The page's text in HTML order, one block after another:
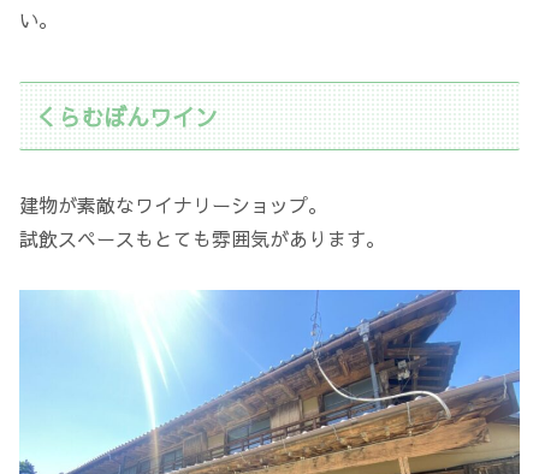
い。
くらむぼんワイン
建物が素敵なワイナリーショップ。
試飲スペースもとても雰囲気があります。